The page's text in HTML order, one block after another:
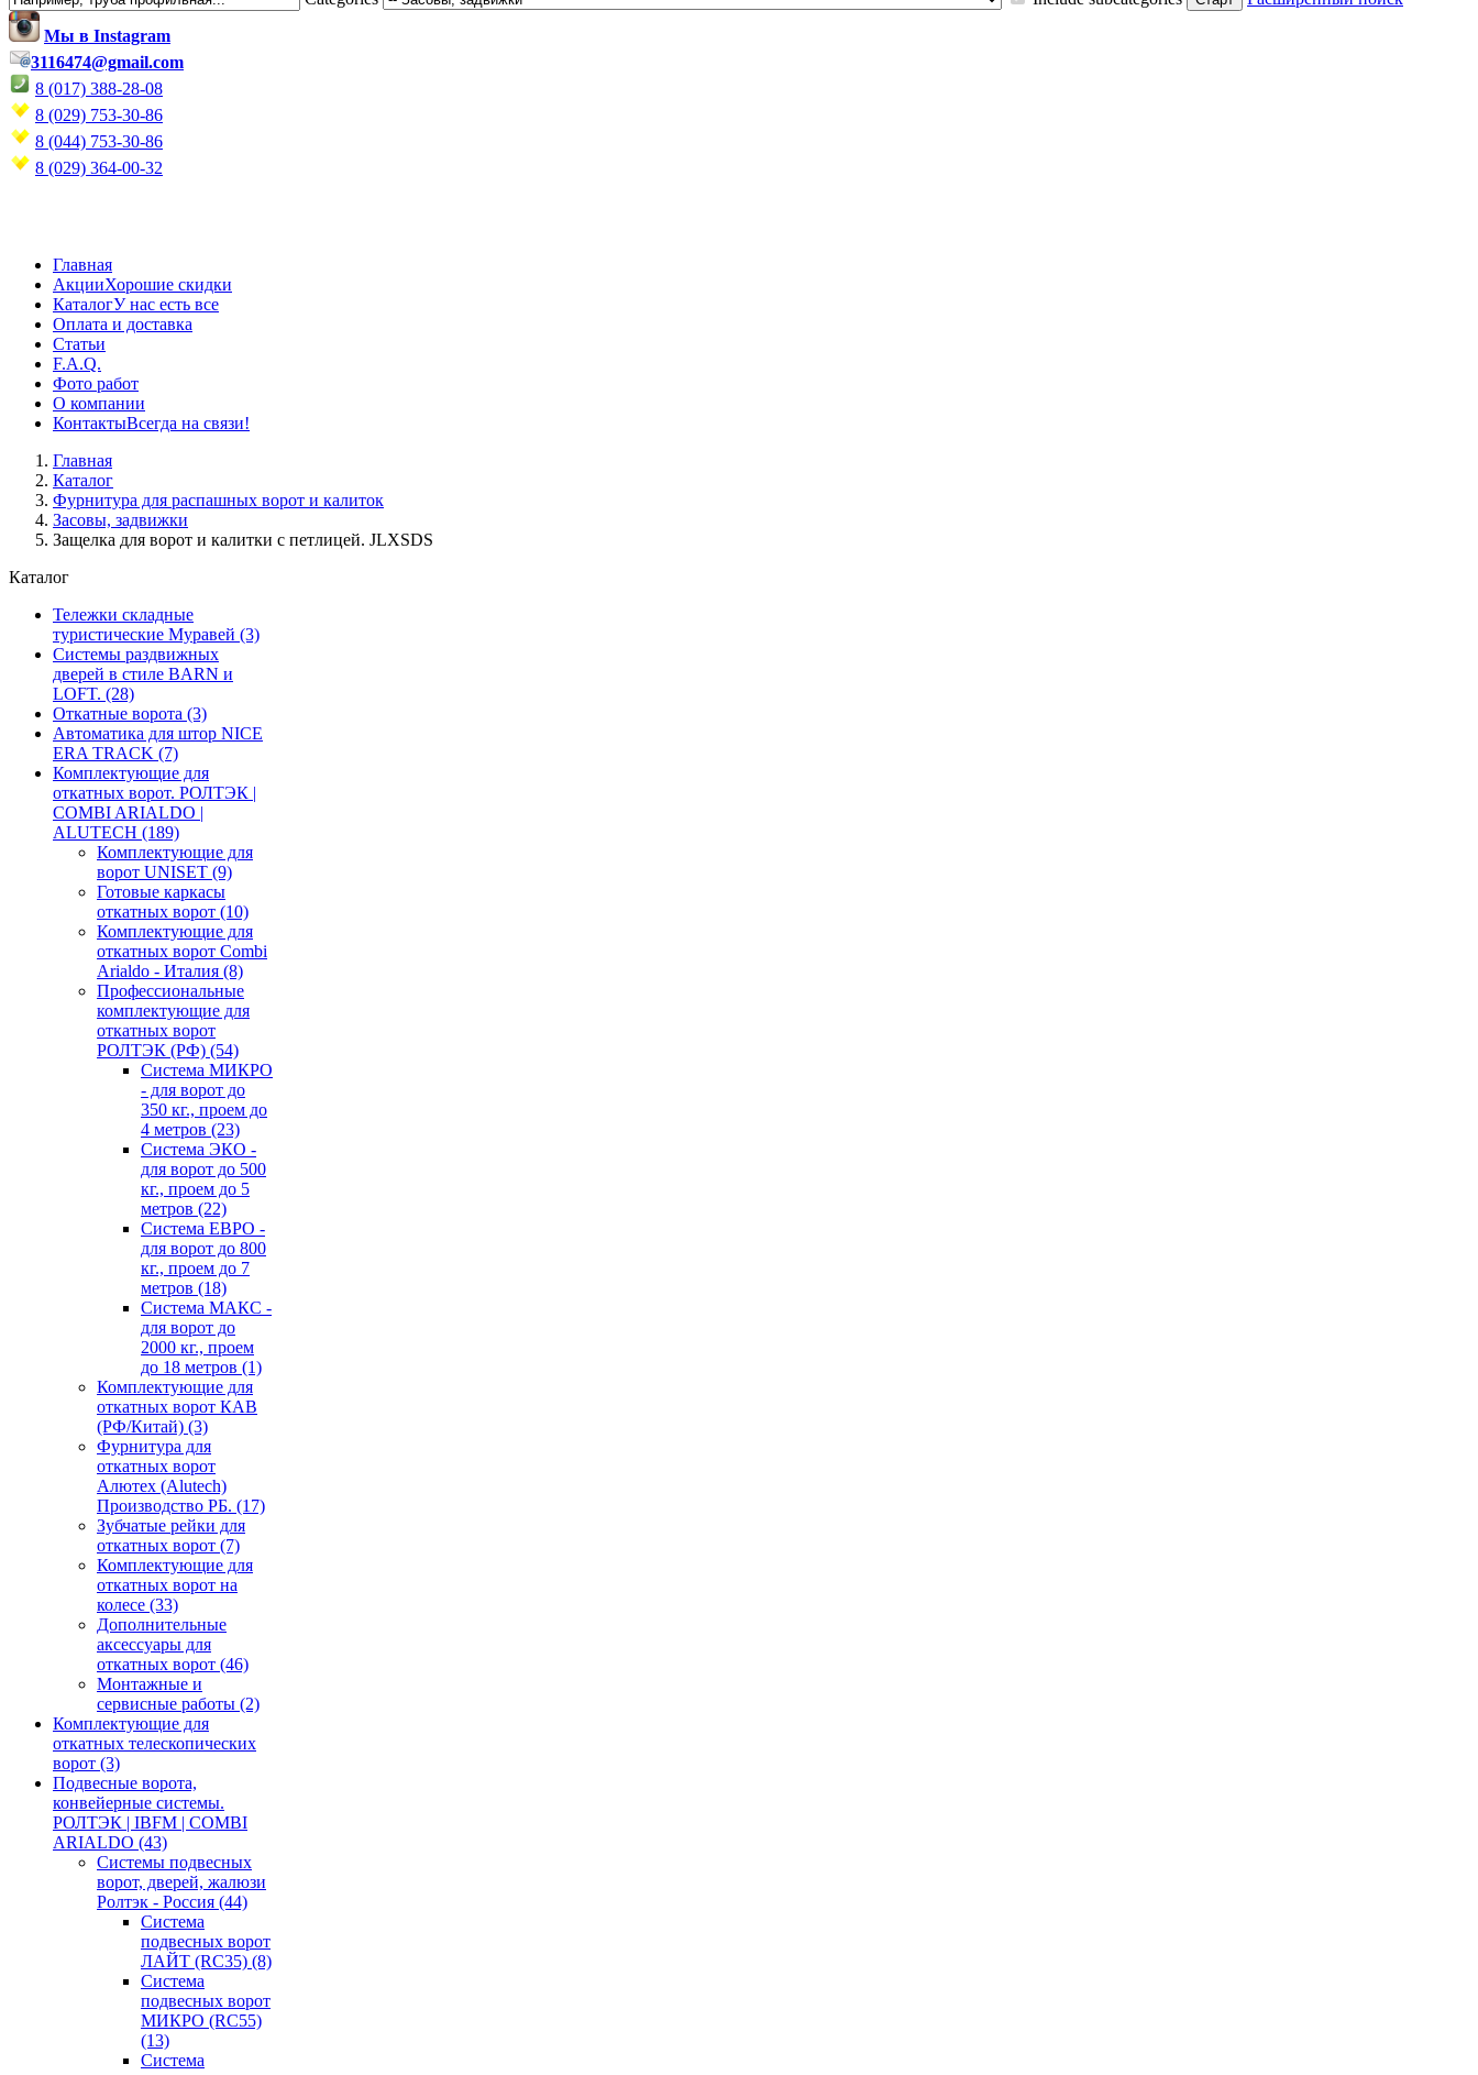
Мы в Instagram
3116474@gmail.com
8 (017) 388-28-08
8 (029) 753-30-86
8 (044) 753-30-86
8 (029) 364-00-32
Главная
АкцииХорошие скидки
КаталогУ нас есть все
Оплата и доставка
Статьи
F.A.Q.
Фото работ
О компании
КонтактыВсегда на связи!
Главная
Каталог
Фурнитура для распашных ворот и калиток
Засовы, задвижки
Защелка для ворот и калитки с петлицей. JLXSDS
Каталог
Тележки складные
туристические Муравей (3)
Системы раздвижных
дверей в стиле BARN и
LOFT. (28)
Откатные ворота (3)
Автоматика для штор NICE
ERA TRACK (7)
Комплектующие для
откатных ворот. РОЛТЭК |
COMBI ARIALDO |
ALUTECH (189)
Комплектующие для
ворот UNISET (9)
Готовые каркасы
откатных ворот (10)
Комплектующие для
откатных ворот Combi
Arialdo - Италия (8)
Профессиональные
комплектующие для
откатных ворот
РОЛТЭК (РФ) (54)
Система МИКРО
- для ворот до
350 кг., проем до
4 метров (23)
Система ЭКО -
для ворот до 500
кг., проем до 5
метров (22)
Система ЕВРО -
для ворот до 800
кг., проем до 7
метров (18)
Система МАКС -
для ворот до
2000 кг., проем
до 18 метров (1)
Комплектующие для
откатных ворот КАВ
(РФ/Китай) (3)
Фурнитура для
откатных ворот
Алютех (Alutech)
Производство РБ. (17)
Зубчатые рейки для
откатных ворот (7)
Комплектующие для
откатных ворот на
колесе (33)
Дополнительные
аксессуары для
откатных ворот (46)
Монтажные и
сервисные работы (2)
Комплектующие для
откатных телескопических
ворот (3)
Подвесные ворота,
конвейерные системы.
РОЛТЭК | IBFM | COMBI
ARIALDO (43)
Системы подвесных
ворот, дверей, жалюзи
Ролтэк - Россия (44)
Система
подвесных ворот
ЛАЙТ (RC35) (8)
Система
подвесных ворот
МИКРО (RC55)
(13)
Система